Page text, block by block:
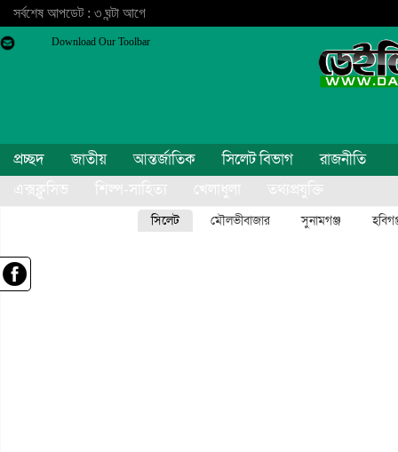
সর্বশেষ আপডেট : ৩ ঘন্টা আগে
Download Our Toolbar
প্রচ্ছদ জাতীয় আন্তর্জাতিক সিলেট বিভাগ
রাজনীতি
এক্সক্লুসিভ
শিল্প-সাহিত্য খেলাধুলা
তথ্যপ্রযুক্তি
সিলেট মৌলভীবাজার সুনামগঞ্জ